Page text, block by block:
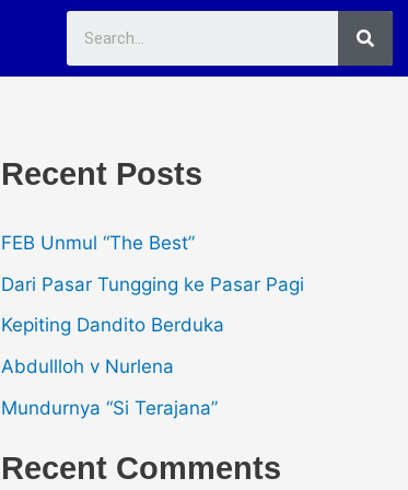
Recent Posts
FEB Unmul “The Best”
Dari Pasar Tungging ke Pasar Pagi
Kepiting Dandito Berduka
Abdullloh v Nurlena
Mundurnya “Si Terajana”
Recent Comments